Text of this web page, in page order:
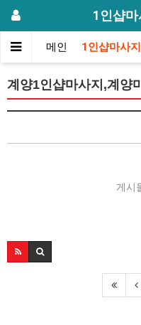
1인샵
메인 1인샵마사지
계양1인샵마사지,계양
게시